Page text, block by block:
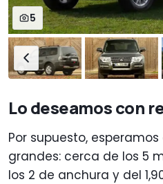
5
Lo deseamos con
Por supuesto,
grandes: cerca de los 5
los 2 de anchura y del